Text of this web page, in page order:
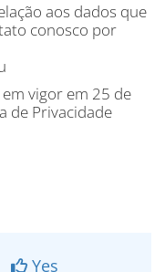
aos dados que
conosco por
vigor em 25 de
de Privacidade
Yes